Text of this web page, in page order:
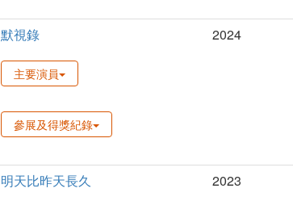
默視錄 2024
主要演員
參展及得獎紀錄
明天比昨天長久 2023